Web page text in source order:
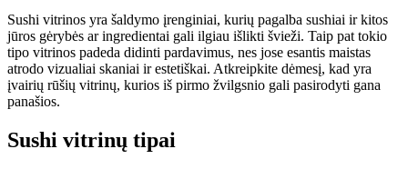
Sushi vitrinos yra šaldymo įrenginiai, kurių pagalba sushiai ir kitos
jūros gėrybės ar ingredientai gali ilgiau išlikti švieži. Taip pat tokio
tipo vitrinos padeda didinti pardavimus, nes jose esantis maistas
atrodo vizualiai skaniai ir estetiškai. Atkreipkite dėmesį, kad yra
įvairių rūšių vitrinų, kurios iš pirmo žvilgsnio gali pasirodyti gana
panašios.
Sushi vitrinų tipai